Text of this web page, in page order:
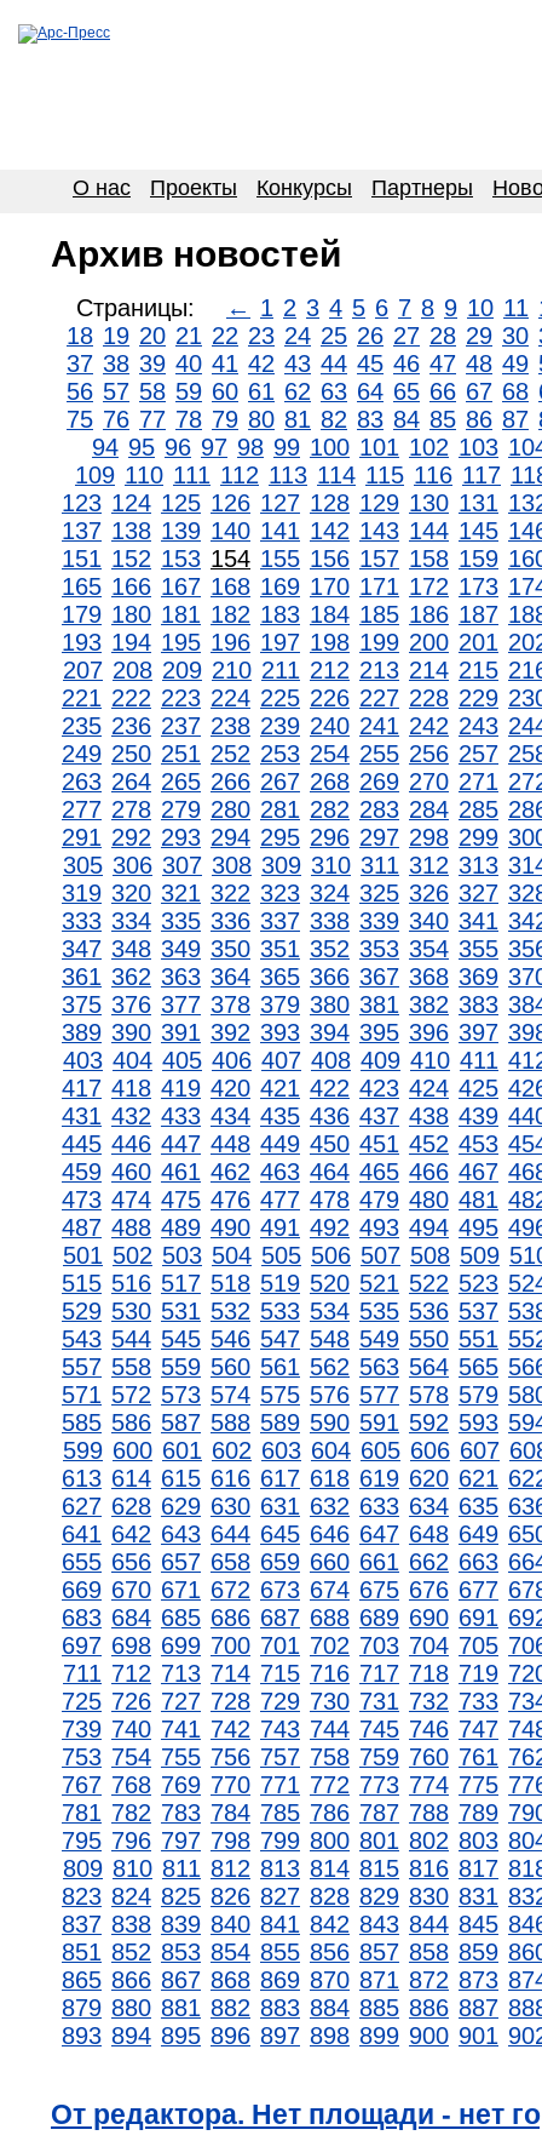
О нас Проекты Конкурсы Партнеры
Архив новостей
Страницы: ← 1 2 3 4 5 6 7 8 9 10 11
18 19 20 21 22 23 24 25 26 27 28 29 30
37 38 39 40 41 42 43 44 45 46 47 48 49
56 57 58 59 60 61 62 63 64 65 66 67 68
75 76 77 78 79 80 81 82 83 84 85 86 87
94 95 96 97 98 99 100 101 102 103
109 110 111 112 113 114 115 116 117
123 124 125 126 127 128 129 130 131
137 138 139 140 141 142 143 144 145
151 152 153 154 155 156 157 158 159
165 166 167 168 169 170 171 172 173
179 180 181 182 183 184 185 186 187
193 194 195 196 197 198 199 200 201
207 208 209 210 211 212 213 214 215
221 222 223 224 225 226 227 228 229
235 236 237 238 239 240 241 242 243
249 250 251 252 253 254 255 256 257
263 264 265 266 267 268 269 270 271
277 278 279 280 281 282 283 284 285
291 292 293 294 295 296 297 298 299
305 306 307 308 309 310 311 312 313
319 320 321 322 323 324 325 326 327
333 334 335 336 337 338 339 340 341
347 348 349 350 351 352 353 354 355
361 362 363 364 365 366 367 368 369
375 376 377 378 379 380 381 382 383
389 390 391 392 393 394 395 396 397
403 404 405 406 407 408 409 410 411
417 418 419 420 421 422 423 424 425
431 432 433 434 435 436 437 438 439
445 446 447 448 449 450 451 452 453
459 460 461 462 463 464 465 466 467
473 474 475 476 477 478 479 480 481
487 488 489 490 491 492 493 494 495
501 502 503 504 505 506 507 508 509
515 516 517 518 519 520 521 522 523
529 530 531 532 533 534 535 536 537
543 544 545 546 547 548 549 550 551
557 558 559 560 561 562 563 564 565
571 572 573 574 575 576 577 578 579
585 586 587 588 589 590 591 592 593
599 600 601 602 603 604 605 606 607
613 614 615 616 617 618 619 620 621
627 628 629 630 631 632 633 634 635
641 642 643 644 645 646 647 648 649
655 656 657 658 659 660 661 662 663
669 670 671 672 673 674 675 676 677
683 684 685 686 687 688 689 690 691
697 698 699 700 701 702 703 704 705
711 712 713 714 715 716 717 718 719
725 726 727 728 729 730 731 732 733
739 740 741 742 743 744 745 746 747
753 754 755 756 757 758 759 760 761
767 768 769 770 771 772 773 774 775
781 782 783 784 785 786 787 788 789
795 796 797 798 799 800 801 802 803
809 810 811 812 813 814 815 816 817
823 824 825 826 827 828 829 830 831
837 838 839 840 841 842 843 844 845
851 852 853 854 855 856 857 858 859
865 866 867 868 869 870 871 872 873
879 880 881 882 883 884 885 886 887
893 894 895 896 897 898 899 900 901
От редактора. Нет площади - нет